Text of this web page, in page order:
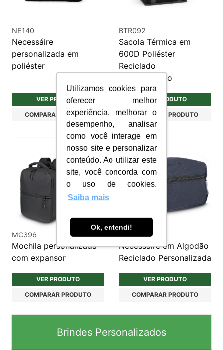
Utilizamos cookies para
oferecer melhor
experiência, melhorar o
desempenho, analisar
como você interage em
nosso site e personalizar
conteúdo. Ao utilizar este
site, você concorda com
o uso de cookies.
Saiba mais
Ok, entendi!
NE140
Necessáire
personalizada em
poliéster
VER PRODUTO
COMPARAR PRODUTO
BTR092
Sacola Térmica em
600D Poliéster
Reciclado
Personalizado
VER PRODUTO
COMPARAR PRODUTO
MC396
Mochila personalizada
com expansor
VER PRODUTO
COMPARAR PRODUTO
NE116
Necessaire em Algodão
Reciclado Personalizada
VER PRODUTO
COMPARAR PRODUTO
Brindes Personalizados